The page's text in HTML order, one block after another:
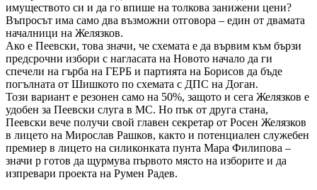
имуществото си и да го впише на толкова занижени цени?
Въпросът има само два възможни отговора – един от двамата
началници на Желязков.
Ако е Пеевски, това значи, че схемата е да вървим към бързи
предсрочни избори с нагласата на Новото начало да ги
спечели на гърба на ГЕРБ и партията на Борисов да бъде
погълната от Шишкото по схемата с ДПС на Доган.
Този вариант е резонен само на 50%, защото и сега Желязков е
удобен за Пеевски слуга в МС. Но пък от друга стана,
Пеевски вече получи свой главен секретар от Росен Желязков
в лицето на Мирослав Рашков, както и потенциален служебен
премиер в лицето на силиконката пунта Мара Филипова –
значи р готов да щурмува първото място на изборите и да
изпревари проекта на Румен Радев.